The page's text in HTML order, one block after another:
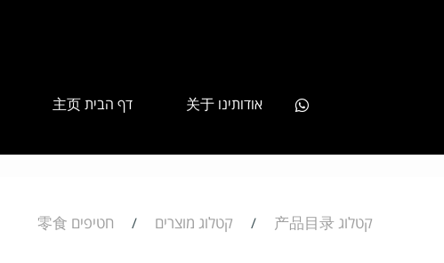
אודותינו 关于 דף הבית 主页
קטלוג 产品目录 / קטלוג מוצרים / חטיפים 零食